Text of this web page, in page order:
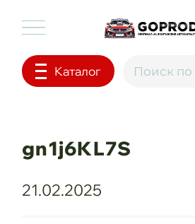
Каталог
gn1j6KL7S
21.02.2025